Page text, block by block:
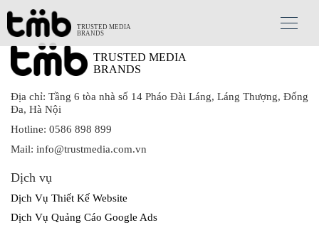
TRUSTED MEDIA
BRANDS
TRUSTED MEDIA
BRANDS
Địa chỉ: Tầng 6 tòa nhà số 14 Pháo Đài Láng, Láng Thượng, Đống
Đa, Hà Nội
Hotline: 0586 898 899
Mail: info@trustmedia.com.vn
Dịch vụ
Dịch Vụ Thiết Kế Website
Dịch Vụ Quảng Cáo Google Ads